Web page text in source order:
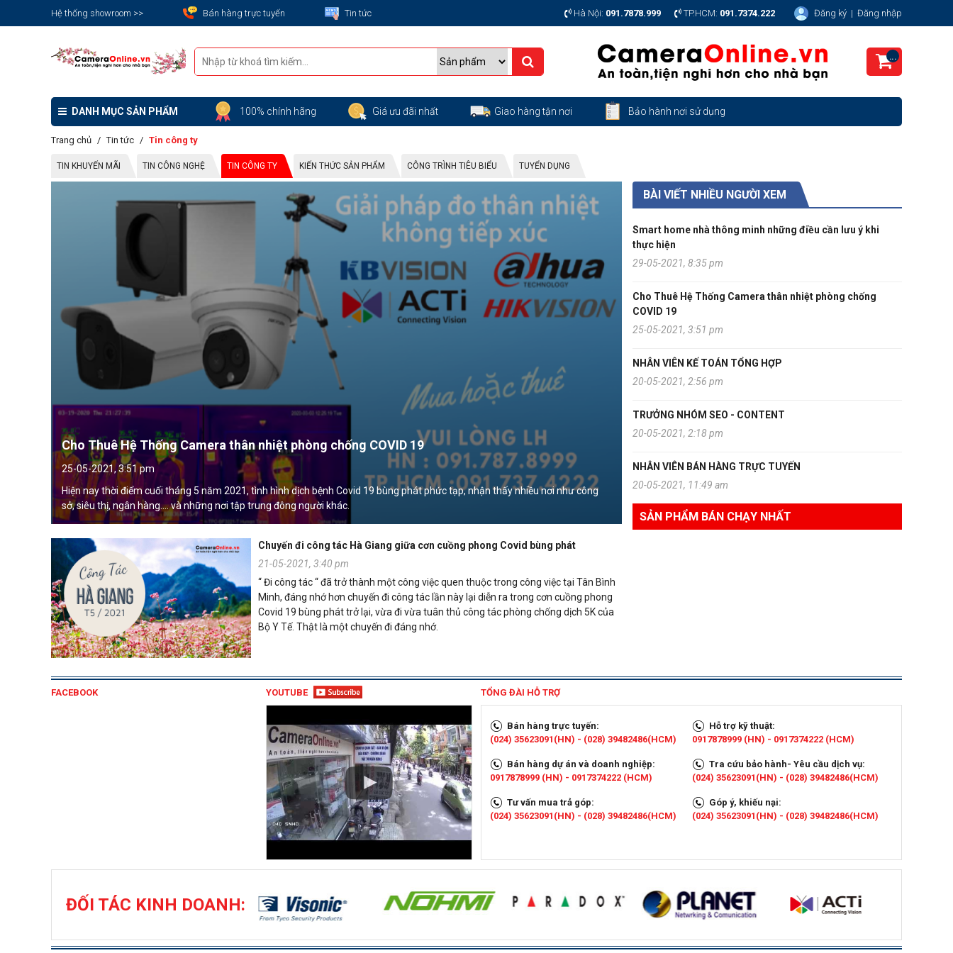
Hệ thống showroom >> Bán hàng trực tuyến Tin tức Hà Nội: 091.7878.999 TP.HCM: 091.7374.222 Đăng ký | Đăng nhập
...
DANH MỤC SẢN PHẨM 100% chính hãng Giá ưu đãi nhất Giao hàng tận nơi Bảo hành nơi sử dụng
Trang chủ Tin tức Tin công ty
TIN KHUYẾN MÃI TIN CÔNG NGHỆ TIN CÔNG TY KIẾN THỨC SẢN PHẨM CÔNG TRÌNH TIÊU BIỂU TUYỂN DỤNG
BÀI VIẾT NHIỀU NGƯỜI XEM
Smart home nhà thông minh những điều cần lưu ý khi
thực hiện
29-05-2021, 8:35 pm
Cho Thuê Hệ Thống Camera thân nhiệt phòng chống
COVID 19
25-05-2021, 3:51 pm
NHÂN VIÊN KẾ TOÁN TỔNG HỢP
20-05-2021, 2:56 pm
TRƯỞNG NHÓM SEO - CONTENT
20-05-2021, 2:18 pm
NHÂN VIÊN BÁN HÀNG TRỰC TUYẾN
20-05-2021, 11:49 am
SẢN PHẨM BÁN CHẠY NHẤT
Cho Thuê Hệ Thống Camera thân nhiệt phòng chống COVID 19
25-05-2021, 3:51 pm
Hiện nay thời điểm cuối tháng 5 năm 2021, tình hình dịch bệnh Covid 19 bùng phát phức tạp, nhận thấy nhiều nơi như công
sở, siêu thị, ngân hàng.... và những nơi tập trung đông người khác.
Chuyến đi công tác Hà Giang giữa cơn cuồng phong Covid bùng phát
21-05-2021, 3:40 pm
“ Đi công tác “ đã trở thành một công việc quen thuộc trong công việc tại Tân Bình
Minh, đáng nhớ hơn chuyến đi công tác lần này lại diễn ra trong cơn cuồng phong
Covid 19 bùng phát trở lại, vừa đi vừa tuân thủ công tác phòng chống dịch 5K của
Bộ Y Tế. Thật là một chuyến đi đáng nhớ.
FACEBOOK YOUTUBE TỔNG ĐÀI HỖ TRỢ
Bán hàng trực tuyến:
(024) 35623091(HN) - (028) 39482486(HCM)
Bán hàng dự án và doanh nghiệp:
0917878999 (HN) - 0917374222 (HCM)
Tư vấn mua trả góp:
(024) 35623091(HN) - (028) 39482486(HCM)
Hỗ trợ kỹ thuật:
0917878999 (HN) - 0917374222 (HCM)
Tra cứu bảo hành- Yêu cầu dịch vụ:
(024) 35623091(HN) - (028) 39482486(HCM)
Góp ý, khiếu nại:
(024) 35623091(HN) - (028) 39482486(HCM)
ĐỐI TÁC KINH DOANH: